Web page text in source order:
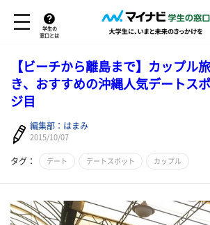
学生の
窓口とは
【ビーチから離島まで】カップル
き、おすすめの沖縄人気デートス
ジ目
編集部：はまみ
2015/10/07
タグ： デート デートスポット カップル